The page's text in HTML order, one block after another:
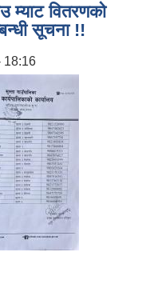
म्याट वितरणको
सूचना !!
18:16